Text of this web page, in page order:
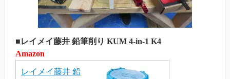
■レイメイ藤井 鉛筆削り KUM 4-in-1 K4
Amazon
レイメイ藤井 鉛